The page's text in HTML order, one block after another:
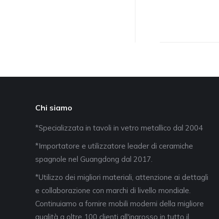
Chi siamo
*Specializzata in tavoli in vetro metallico dal 2004
*Importatore e utilizzatore leader di ceramiche
spagnole nel Guangdong dal 2017.
*Utilizzo dei migliori materiali, attenzione ai dettagli
e collaborazione con marchi di livello mondiale.
Continuiamo a fornire mobili moderni della migliore
qualità a oltre 100 clienti all'ingrosso in tutto il